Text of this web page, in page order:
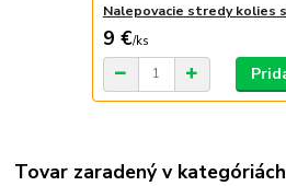
Nalepovacie stredy kolies
9 €/ks
Tovar zaradený v kategóriách